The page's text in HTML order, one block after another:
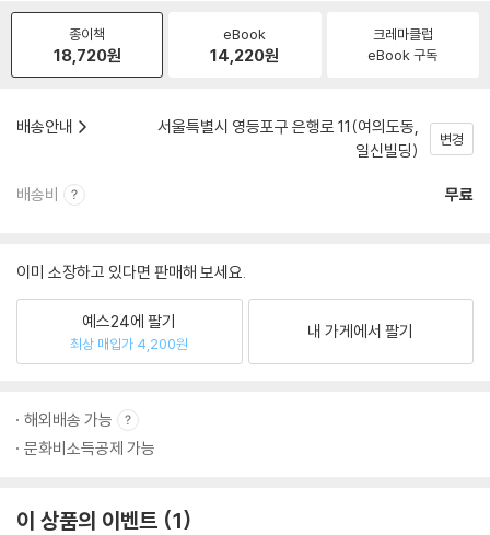
종이책
18,720원
eBook
14,220원
크레마클럽
eBook 구독
배송안내
서울특별시 영등포구 은행로 11(여의도동,
일신빌딩)
변경
배송비 무료
이미 소장하고 있다면 판매해 보세요.
예스24에 팔기
최상 매입가 4,200원
내 가게에서 팔기
해외배송 가능
문화비소득공제 가능
이 상품의 이벤트 1